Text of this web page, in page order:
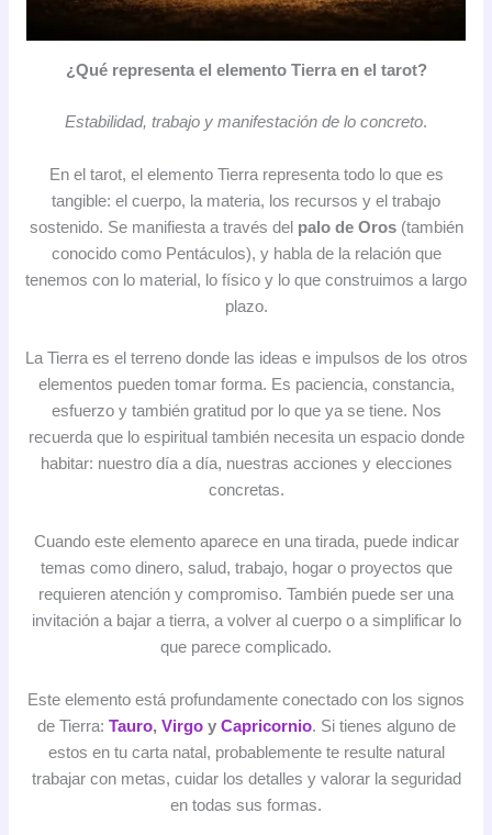
¿Qué representa el elemento Tierra en el tarot?
Estabilidad, trabajo y manifestación de lo concreto.
En el tarot, el elemento Tierra representa todo lo que es
tangible: el cuerpo, la materia, los recursos y el trabajo
sostenido. Se manifiesta a través del palo de Oros(también
conocido como Pentáculos), y habla de la relación que
tenemos con lo material, lo físico y lo que construimos a largo
plazo.
La Tierra es el terreno donde las ideas e impulsos de los otros
elementos pueden tomar forma. Es paciencia, constancia,
esfuerzo y también gratitud por lo que ya se tiene. Nos
recuerda que lo espiritual también necesita un espacio donde
habitar: nuestro día a día, nuestras acciones y elecciones
concretas.
Cuando este elemento aparece en una tirada, puede indicar
temas como dinero, salud, trabajo, hogar o proyectos que
requieren atención y compromiso. También puede ser una
invitación a bajar a tierra, a volver al cuerpo o a simplificar lo
que parece complicado.
Este elemento está profundamente conectado con los signos
de Tierra: Tauro, Virgoy Capricornio. Si tienes alguno de
estos en tu carta natal, probablemente te resulte natural
trabajar con metas, cuidar los detalles y valorar la seguridad
en todas sus formas.